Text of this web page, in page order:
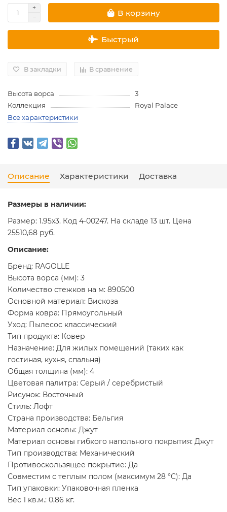
В корзину
Быстрый
В закладки В сравнение
Высота ворса
3
Коллекция
Royal Palace
Все характеристики
Описание Характеристики Доставка
Размеры в наличии:
Размер: 1.95x3. Код 4-00247. На складе 13 шт. Цена
25510,68 руб.
Описание:
Бренд: RAGOLLE
Высота ворса (мм): 3
Количество стежков на м: 890500
Основной материал: Вискоза
Форма ковра: Прямоугольный
Уход: Пылесос классический
Тип продукта: Ковер
Назначение: Для жилых помещений (таких как
гостиная, кухня, спальня)
Общая толщина (мм): 4
Цветовая палитра: Серый / серебристый
Рисунок: Восточный
Стиль: Лофт
Страна производства: Бельгия
Материал основы: Джут
Материал основы гибкого напольного покрытия: Джут
Тип производства: Механический
Противоскользящее покрытие: Да
Совместим с теплым полом (максимум 28 °C): Да
Тип упаковки: Упаковочная пленка
Вес 1 кв.м.: 0,86 кг.